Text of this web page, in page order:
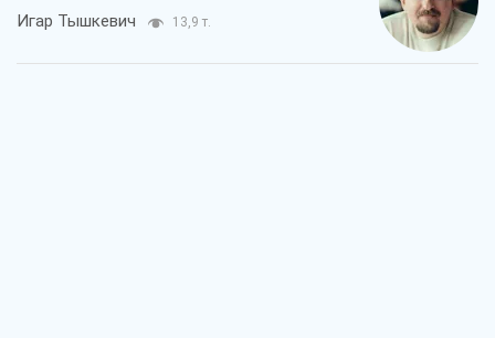
Игар Тышкевич 13,9 т.